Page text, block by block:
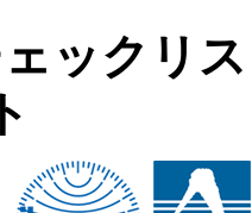
ックリス
ト